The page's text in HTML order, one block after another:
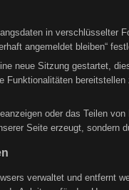
in
angemeldet bleiben“
neue Sitzung gestartet,
Funktionalitäten
oder das Teilen
Seite erzeugt, sondern
verwaltet und entfernt